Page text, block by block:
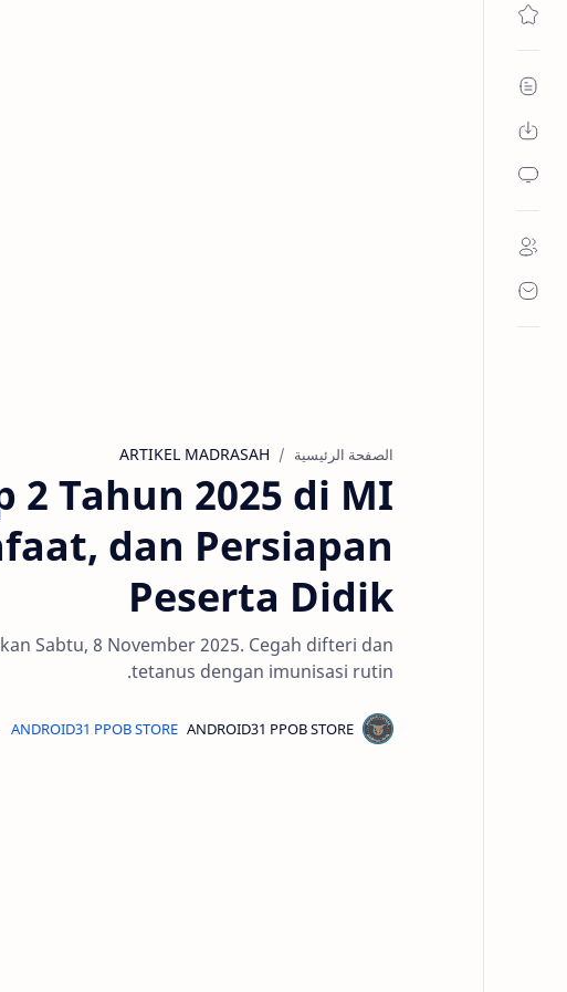
الصفحة الرئيسية ARTIKEL MADRASAH
2 Tahun 2025 di MI
dan Persiapan
Peserta Didik
Sabtu, 8 November 2025. Cegah difteri dan
tetanus dengan imunisasi rutin.